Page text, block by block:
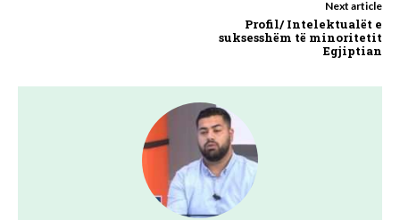
Next article
Profil/ Intelektualët e
suksesshëm të minoritetit
Egjiptian